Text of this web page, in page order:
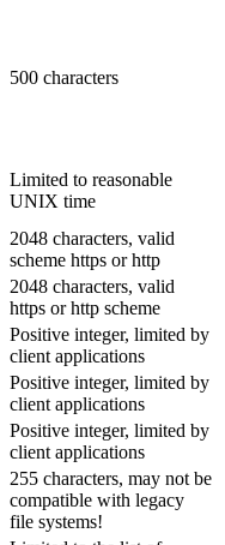
500 characters
Limited to reasonable
UNIX time
2048 characters, valid
scheme https or http
2048 characters, valid
https or http scheme
Positive integer, limited by
client applications
Positive integer, limited by
client applications
Positive integer, limited by
client applications
255 characters, may not be
compatible with legacy
file systems!